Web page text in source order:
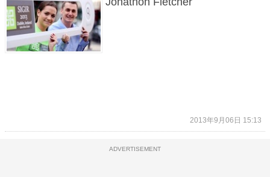
2013年9月06日 15:13
ADVERTISEMENT